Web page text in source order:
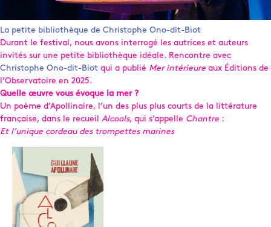
La petite bibliothèque de Christophe Ono-dit-Biot
Durant le festival, nous avons interrogé les autrices et auteurs
invités sur une petite bibliothèque idéale. Rencontre avec
Christophe Ono-dit-Biot qui a publié Mer intérieure aux Éditions de
l’Observatoire en 2025.
Quelle œuvre vous évoque la mer ?
Un poème d’Apollinaire, l’un des plus plus courts de la littérature
française, dans le recueil Alcools, qui s’appelle Chantre :
Et l’unique cordeau des trompettes marines